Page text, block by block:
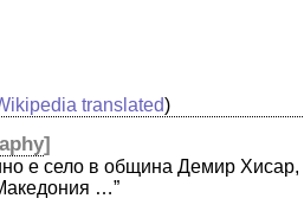
translated)
]
е село в община Демир Хисар,
…”